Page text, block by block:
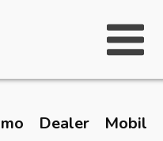
Dealer Mobil